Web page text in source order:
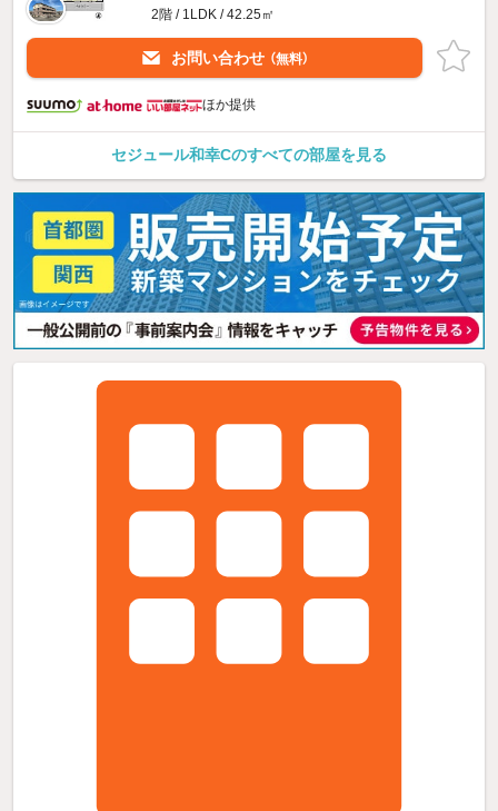
2階 / 1LDK / 42.25㎡
お問い合わせ （無料）
ほか提供
セジュール和幸Cのすべての部屋を見る